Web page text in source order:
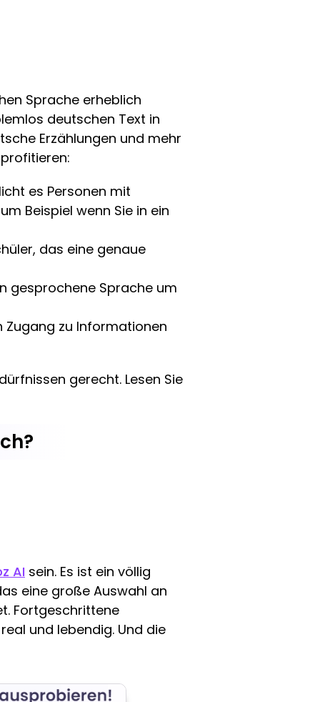
Sprache erheblich
deutschen Text in
Erzählungen und mehr
es Personen mit
Beispiel wenn Sie in ein
das eine genaue
gesprochene Sprache um
Zugang zu Informationen
gerecht. Lesen Sie
AI sein. Es ist ein völlig
eine große Auswahl an
Fortgeschrittene
und lebendig. Und die